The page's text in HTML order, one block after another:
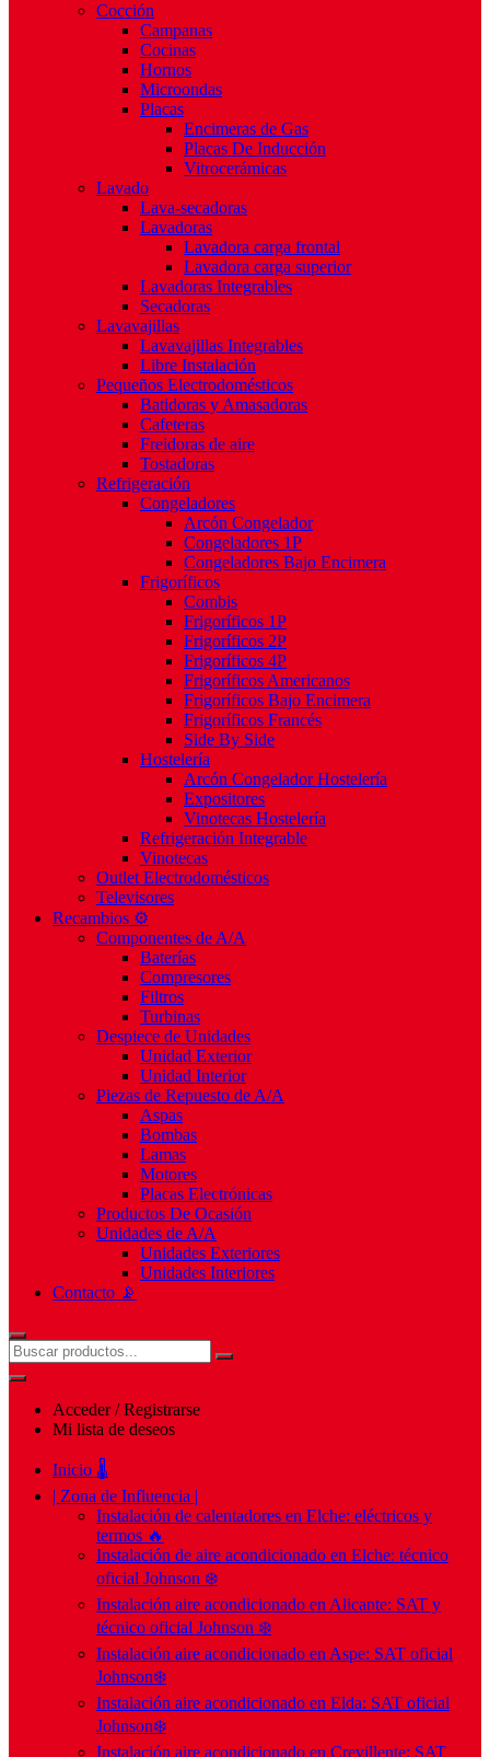
Cocción
Campanas
Cocinas
Hornos
Microondas
Placas
Encimeras de Gas
Placas De Inducción
Vitrocerámicas
Lavado
Lava-secadoras
Lavadoras
Lavadora carga frontal
Lavadora carga superior
Lavadoras Integrables
Secadoras
Lavavajillas
Lavavajillas Integrables
Libre Instalación
Pequeños Electrodomésticos
Batidoras y Amasadoras
Cafeteras
Freidoras de aire
Tostadoras
Refrigeración
Congeladores
Arcón Congelador
Congeladores 1P
Congeladores Bajo Encimera
Frigoríficos
Combis
Frigoríficos 1P
Frigoríficos 2P
Frigoríficos 4P
Frigoríficos Americanos
Frigoríficos Bajo Encimera
Frigoríficos Francés
Side By Side
Hostelería
Arcón Congelador Hostelería
Expositores
Vinotecas Hostelería
Refrigeración Integrable
Vinotecas
Outlet Electrodomésticos
Televisores
Recambios ⚙️
Componentes de A/A
Baterías
Compresores
Filtros
Turbinas
Despiece de Unidades
Unidad Exterior
Unidad Interior
Piezas de Repuesto de A/A
Aspas
Bombas
Lamas
Motores
Placas Electrónicas
Productos De Ocasión
Unidades de A/A
Unidades Exteriores
Unidades Interiores
Contacto 📡
Acceder / Registrarse
Mi lista de deseos
Inicio 🌡️
| Zona de Influencia |
Instalación de calentadores en Elche: eléctricos y
termos 🔥
Instalación de aire acondicionado en Elche: técnico
oficial Johnson ❄️
Instalación aire acondicionado en Alicante: SAT y
técnico oficial Johnson ❄️
Instalación aire acondicionado en Aspe: SAT oficial
Johnson❄️
Instalación aire acondicionado en Elda: SAT oficial
Johnson❄️
Instalación aire acondicionado en Crevillente: SAT